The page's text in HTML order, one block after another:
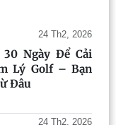
24 Th2, 2026
30 Ngày Để Cải
Lý Golf – Bạn
Đâu
24 Th2, 2026